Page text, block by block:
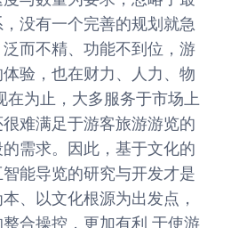
没有一个完善的规划就急
而不精、功能不到位，游
验，也在财力、人力、物
在为止，大多服务于市场上
难满足于游客旅游游览的
需求。因此，基于文化的
能导览的研究与开发才是
、以文化根源为出发点，
合操控，更加有利 于使游